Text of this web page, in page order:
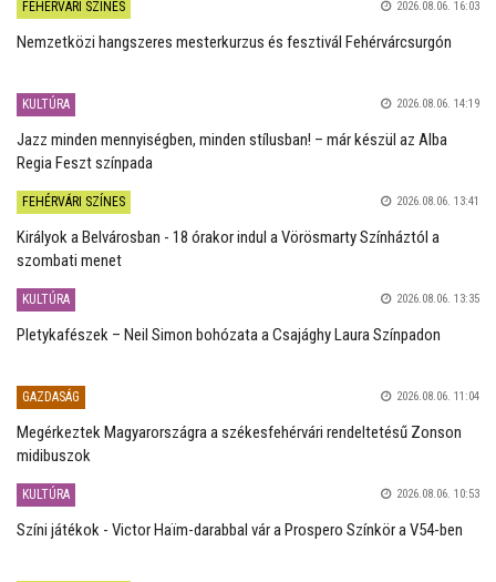
FEHÉRVÁRI SZÍNES 2026.08.06. 16:03
Nemzetközi hangszeres mesterkurzus és fesztivál Fehérvárcsurgón
KULTÚRA 2026.08.06. 14:19
Jazz minden mennyiségben, minden stílusban! – már készül az Alba
Regia Feszt színpada
FEHÉRVÁRI SZÍNES 2026.08.06. 13:41
Királyok a Belvárosban - 18 órakor indul a Vörösmarty Színháztól a
szombati menet
KULTÚRA 2026.08.06. 13:35
Pletykafészek – Neil Simon bohózata a Csajághy Laura Színpadon
GAZDASÁG 2026.08.06. 11:04
Megérkeztek Magyarországra a székesfehérvári rendeltetésű Zonson
midibuszok
KULTÚRA 2026.08.06. 10:53
Színi játékok - Victor Haïm-darabbal vár a Prospero Színkör a V54-ben